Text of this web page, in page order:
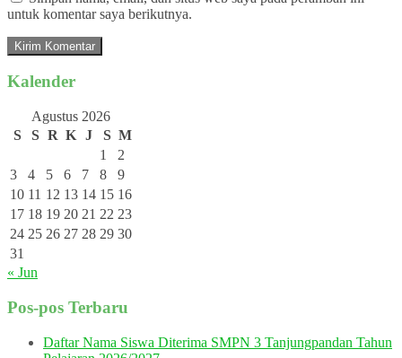
untuk komentar saya berikutnya.
Kalender
Agustus 2026
S
S R K J S M
1
2
3
4 5 6 7 8
9
10 11 12 13 14 15 16
17 18 19 20 21 22 23
24 25 26 27 28 29 30
31
« Jun
Pos-pos Terbaru
Daftar Nama Siswa Diterima SMPN 3 Tanjungpandan Tahun